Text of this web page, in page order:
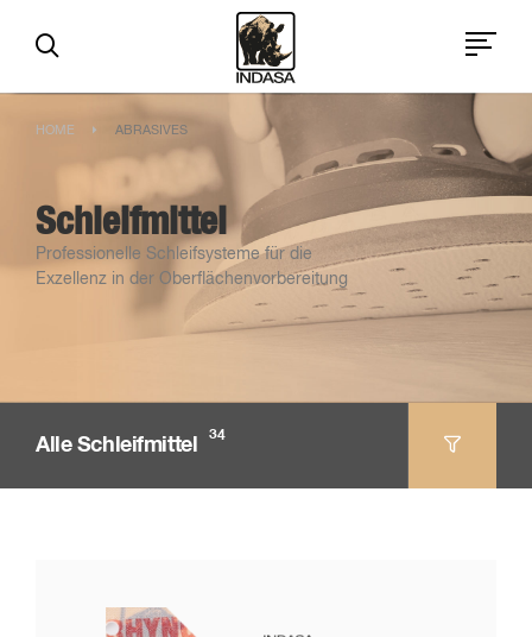
HOME ABRASIVES
Schleifmittel
Professionelle Schleifsysteme für die
Exzellenz in der Oberflächenvorbereitung
Alle Schleifmittel 34